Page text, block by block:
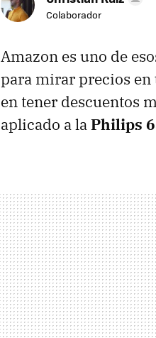
Colaborador
Amazon es uno de
para mirar precios en
en tener descuentos
aplicado a laPhilips